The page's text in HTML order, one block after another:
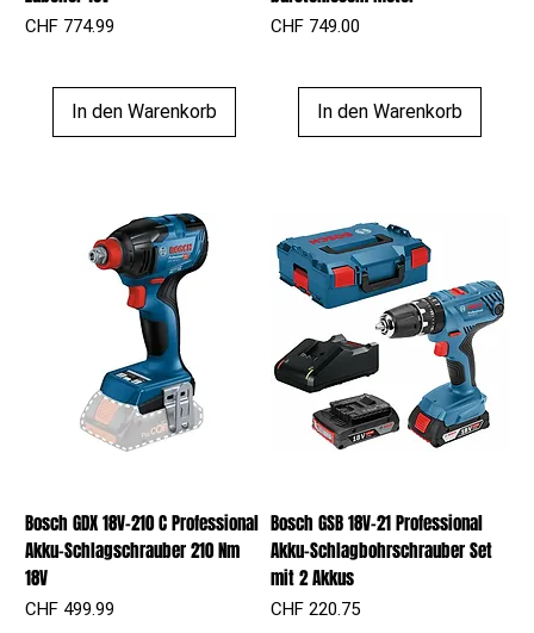
Preis
CHF 774.99
In den Warenkorb
Preis
CHF 749.00
In den Warenkorb
Bosch GDX 18V-210 C Professional
Akku-Schlagschrauber 210 Nm
18V
Preis
CHF 499.99
Bosch GSB 18V-21 Professional
Akku-Schlagbohrschrauber Set
mit 2 Akkus
Preis
CHF 220.75